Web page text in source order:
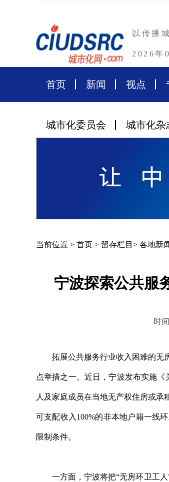
以传播
2026年
首页 新闻 视点
城市化委员会 城市化杂
当前位置 > 首页 > 留存栏目 > 各地新
宁波探索公共服
时
拓展公共服务行业收入困难的无房
点举措之一。近日，宁波发布实施
人及家庭成员在当地无产权住房或
可支配收入100%的非本地户籍一线
限制条件。
一方面，宁波将把“无房环卫工人”